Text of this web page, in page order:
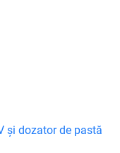
și dozator de pastă